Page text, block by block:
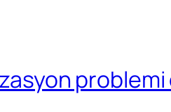
problemi